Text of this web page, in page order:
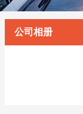
公司相册